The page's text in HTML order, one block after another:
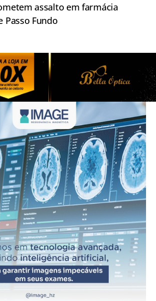
assalto em farmácia
Passo Fundo